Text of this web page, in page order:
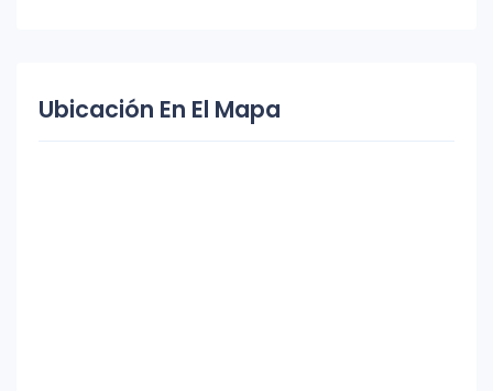
Ubicación En El Mapa